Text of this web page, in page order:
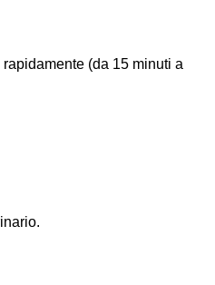
(da 15 minuti a